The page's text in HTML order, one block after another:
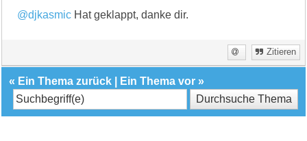
@djkasmic Hat geklappt, danke dir.
Zitieren
« Ein Thema zurück Ein Thema vor »